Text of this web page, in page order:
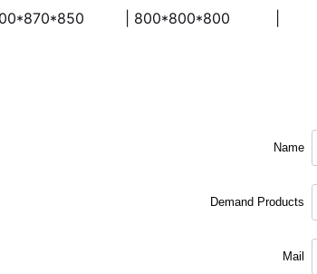
1000*870*850 | 800*800*800 |
Name
Demand Products
Mail